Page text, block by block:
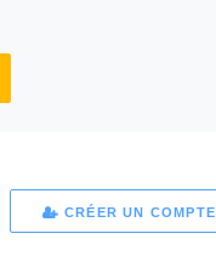
CRÉER UN COMPTE